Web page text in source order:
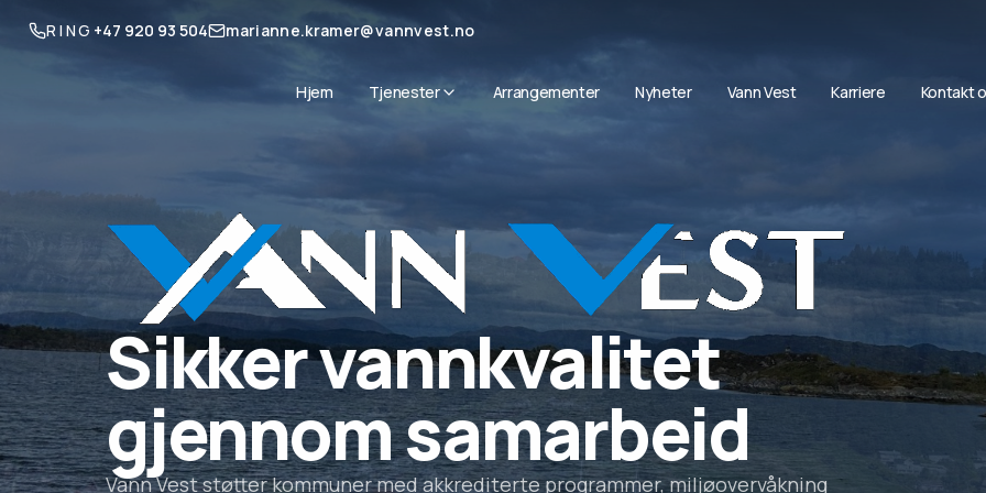
RING +47 920 93 504 marianne.kramer@vannvest.no
Hjem Tjenester
prøvetaking ved avløpsrenseanlegg underlagt kapittel 14 må inneha akkreditering.
Kravet gjelder anlegg i tettbygde strøk med samlet belastning på mer enn 10 000
personenheter (PE) til sjøresipient eller minst 2 000 PE til ferskvannsresipient eller
elvemunning. Statsforvalteren har tilsynsansvar for disse anleggene.
Miljø
Vann Vest bistår kommunane med koordinering, utforming og oppfølging av
miljøundersøkingar.
Beredskap
Vann Vest stiller kompetansen sin til rådvelde for alle eigarkommunane og hjelper
med å utarbeide ROS-analysar og beredskapsplanar, og med å gjennomføre
beredskapsøvingar i vassforsyninga, i tråd med krava i § 11 i Drikkevassforskrifta.
Arrangementer Nyheter Vann Vest Karriere Kontakt
Sikker vannkvalitet
gjennom samarbeid
Vann Vest støtter kommuner med akkrediterte programmer, miljøovervåkning